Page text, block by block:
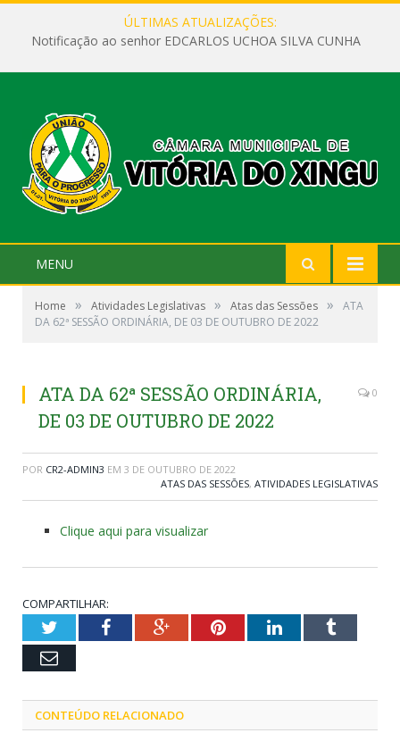
ÚLTIMAS ATUALIZAÇÕES:
Notificação ao senhor EDCARLOS UCHOA SILVA CUNHA
MENU
Home » Atividades Legislativas » Atas das Sessões »
ATA
DA 62ª SESSÃO ORDINÁRIA, DE 03 DE OUTUBRO DE 2022
ATA DA 62ª SESSÃO ORDINÁRIA,
DE 03 DE OUTUBRO DE 2022
0
POR CR2-ADMIN3 EM 3 DE OUTUBRO DE 2022
ATAS DAS SESSÕES, ATIVIDADES LEGISLATIVAS
Clique aqui para visualizar
COMPARTILHAR:
TwitterFacebookGoogle+PinterestLinkedInTumblr
Email
CONTEÚDO RELACIONADO